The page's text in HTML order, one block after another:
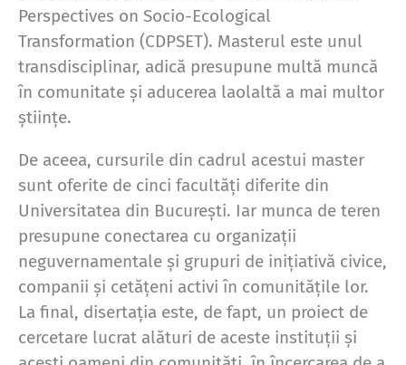
Perspectives on Socio-Ecological
Transformation (CDPSET). Masterul este unul
transdisciplinar, adică presupune multă muncă
în comunitate și aducerea laolaltă a mai multor
științe.
De aceea, cursurile din cadrul acestui master
sunt oferite de cinci facultăți diferite din
Universitatea din București. Iar munca de teren
presupune conectarea cu organizații
neguvernamentale și grupuri de inițiativă civice,
companii și cetățeni activi în comunitățile lor.
La final, disertația este, de fapt, un proiect de
cercetare lucrat alături de aceste instituții și